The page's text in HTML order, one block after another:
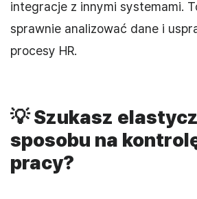
integracje z innymi systemami.
sprawnie analizować dane i
procesy HR.
💡Szukasz
sposobu na
pracy?